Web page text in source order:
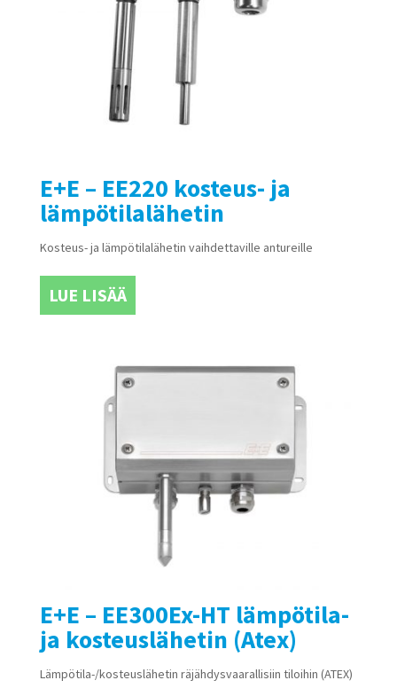
E+E – EE220 kosteus- ja
lämpötilalähetin
Kosteus- ja lämpötilalähetin vaihdettaville antureille
LUE LISÄÄ
E+E – EE300Ex-HT lämpötila-
ja kosteuslähetin (Atex)
Lämpötila-/kosteuslähetin räjähdysvaarallisiin tiloihin (ATEX)